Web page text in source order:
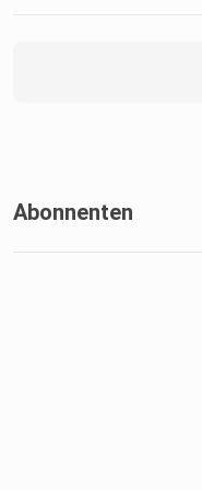
Abonnenten